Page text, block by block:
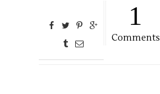
1
Comments